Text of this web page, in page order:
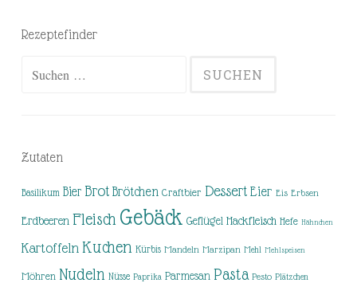
Rezeptefinder
Zutaten
Basilikum Bier Brot Brötchen Craftbier Dessert Eier Eis Erbsen
Erdbeeren Fleisch Gebäck Geflügel Hackfleisch Hefe Hähnchen
Kartoffeln Kuchen Kürbis Mandeln Marzipan Mehl Mehlspeisen
Möhren Nudeln Nüsse Paprika Parmesan Pasta Pesto Plätzchen